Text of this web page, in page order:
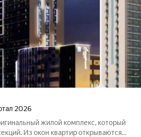
2026
Из окон квартир открываются